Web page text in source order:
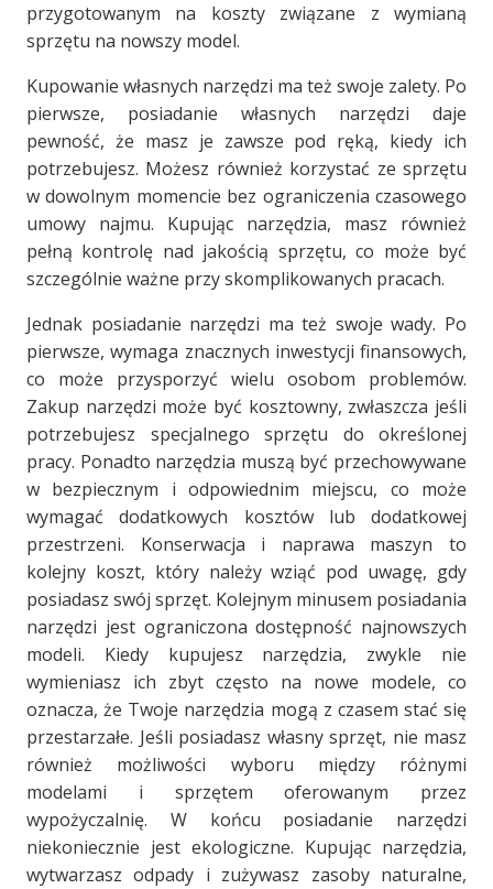
przygotowanym na koszty związane z wymianą
sprzętu na nowszy model.
Kupowanie własnych narzędzi ma też swoje zalety. Po
pierwsze, posiadanie własnych narzędzi daje
pewność, że masz je zawsze pod ręką, kiedy ich
potrzebujesz. Możesz również korzystać ze sprzętu
w dowolnym momencie bez ograniczenia czasowego
umowy najmu. Kupując narzędzia, masz również
pełną kontrolę nad jakością sprzętu, co może być
szczególnie ważne przy skomplikowanych pracach.
Jednak posiadanie narzędzi ma też swoje wady. Po
pierwsze, wymaga znacznych inwestycji finansowych,
co może przysporzyć wielu osobom problemów.
Zakup narzędzi może być kosztowny, zwłaszcza jeśli
potrzebujesz specjalnego sprzętu do określonej
pracy. Ponadto narzędzia muszą być przechowywane
w bezpiecznym i odpowiednim miejscu, co może
wymagać dodatkowych kosztów lub dodatkowej
przestrzeni. Konserwacja i naprawa maszyn to
kolejny koszt, który należy wziąć pod uwagę, gdy
posiadasz swój sprzęt. Kolejnym minusem posiadania
narzędzi jest ograniczona dostępność najnowszych
modeli. Kiedy kupujesz narzędzia, zwykle nie
wymieniasz ich zbyt często na nowe modele, co
oznacza, że ​​Twoje narzędzia mogą z czasem stać się
przestarzałe. Jeśli posiadasz własny sprzęt, nie masz
również możliwości wyboru między różnymi
modelami i sprzętem oferowanym przez
wypożyczalnię. W końcu posiadanie narzędzi
niekoniecznie jest ekologiczne. Kupując narzędzia,
wytwarzasz odpady i zużywasz zasoby naturalne,